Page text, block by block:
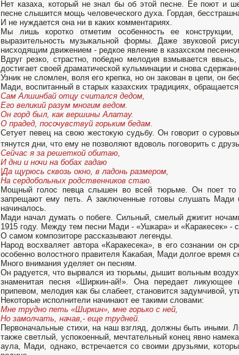
Нет казаха, который не знал бы об этой песне. Ее поют и
песне слышится мощь человеческого духа. Гордая,
И не нуждается она ни в каких комментариях.
Мы лишь коротко отметим особенность ее
выразительность музыкальной формы. Даже звуковой
нисходящим движением - редкое явление в казахском
Вдруг резко, страстно, победно мелодия взмывается
достигает своей драматической кульминации и снова
Узник не сломлен, воля его крепка, но он закован в цепи, он
Мади, воспитанный в старых казахских традициях,
Сам Алшинбай отцу считался дедом,
Его великий разум многим ведом.
Он горд был, как вершины Алатау.
О прадед, посочувствуй горьким бедам.
Сетует певец на свою жестокую судьбу. Он говорит о
тянутся дни, что ему не позволяют вдоволь поговорить с
Сейчас я за решеткой обитаю,
И дни и ночи на бобах гадаю
|Да щурюсь сквозь окно, в ладонь размером,
На сердобольных родственников стаю.
Мощный голос певца слышен во всей тюрьме. Он поет то
запрещают ему петь. А заключенные готовы слушать
начиналось.
Мади начал думать о побеге. Сильный, смелый джигит
1915 году. Между тем песни Мади - «Ушкара» и «Каракесек» -
О самом композиторе рассказывают легенды.
Народ восхваляет автора «Каракесека», в его сознании он
особенно волостного правителя Какабая, Мади долгое время
Много внимания уделяет он песням.
Он радуется, что вырвался из тюрьмы, дышит вольным
знаменитая песня «Ширкин-ай!». Она передает
припевом, мелодия как бы слабеет, становится задумчивой,
Некоторые исполнители начинают ее такими словами:
Мне трудно петь «Ширкин», мне горько с ней,
Но замолчать, начав,- еще трудней.
Первоначальные стихи, на наш взгляд, должны быть иными.
также светлый, успокоенный, мечтательный конец явно
аула, Мади, однако, встречается со своими друзьями,